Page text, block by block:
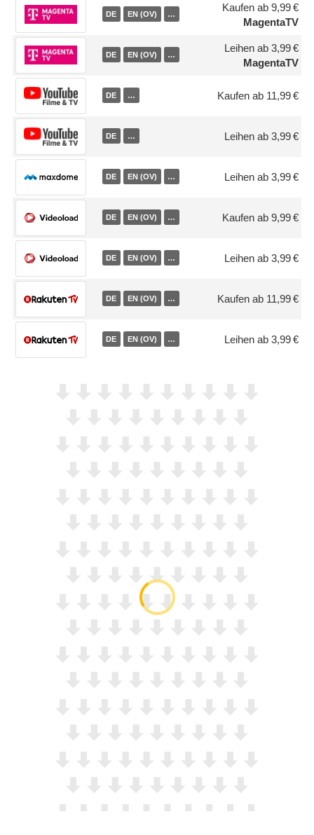
DE EN (OV) …
Kaufen ab 9,99 €
MagentaTV
DE EN (OV) …
Leihen ab 3,99 €
MagentaTV
DE … Kaufen ab 11,99 €
DE … Leihen ab 3,99 €
DE EN (OV) … Leihen ab 3,99 €
DE EN (OV) … Kaufen ab 9,99 €
DE EN (OV) … Leihen ab 3,99 €
DE EN (OV) … Kaufen ab 11,99 €
DE EN (OV) … Leihen ab 3,99 €